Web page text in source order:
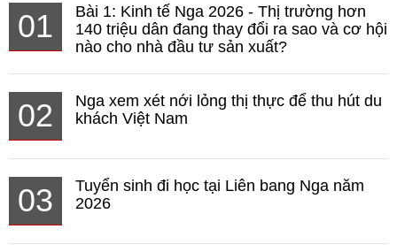
01
Bài 1: Kinh tế Nga 2026 - Thị trường hơn
140 triệu dân đang thay đổi ra sao và cơ hội
nào cho nhà đầu tư sản xuất?
02
Nga xem xét nới lỏng thị thực để thu hút du
khách Việt Nam
03
Tuyển sinh đi học tại Liên bang Nga năm
2026